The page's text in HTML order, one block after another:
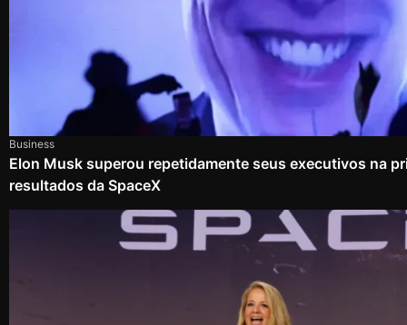
Business
Elon Musk superou repetidamente seus executivos na
resultados da SpaceX